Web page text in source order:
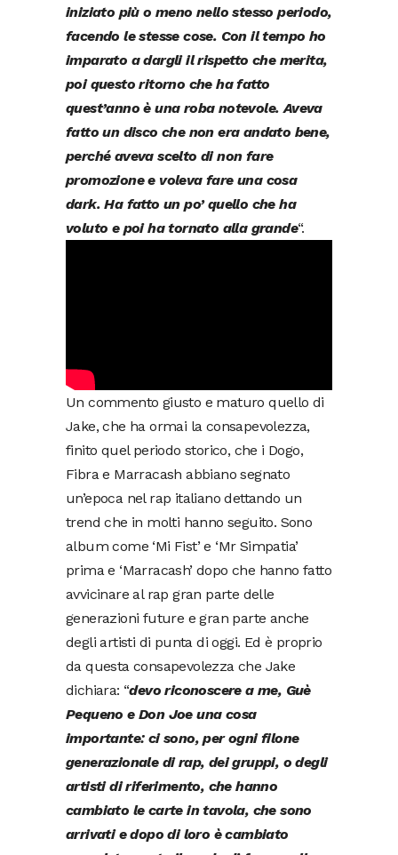
iniziato più o meno nello stesso periodo,
facendo le stesse cose. Con il tempo ho
imparato a dargli il rispetto che merita,
poi questo ritorno che ha fatto
quest’anno è una roba notevole. Aveva
fatto un disco che non era andato bene,
perché aveva scelto di non fare
promozione e voleva fare una cosa
dark. Ha fatto un po’ quello che ha
voluto e poi ha tornato alla grande“.
Un commento giusto e maturo quello di
Jake, che ha ormai la consapevolezza,
finito quel periodo storico, che i Dogo,
Fibra e Marracash abbiano segnato
un’epoca nel rap italiano dettando un
trend che in molti hanno seguito. Sono
album come ‘Mi Fist’ e ‘Mr Simpatia’
prima e ‘Marracash’ dopo che hanno fatto
avvicinare al rap gran parte delle
generazioni future e gran parte anche
degli artisti di punta di oggi. Ed è proprio
da questa consapevolezza che Jake
dichiara: “devo riconoscere a me, Guè
Pequeno e Don Joe una cosa
importante: ci sono, per ogni filone
generazionale di rap, dei gruppi, o degli
artisti di riferimento, che hanno
cambiato le carte in tavola, che sono
arrivati e dopo di loro è cambiato